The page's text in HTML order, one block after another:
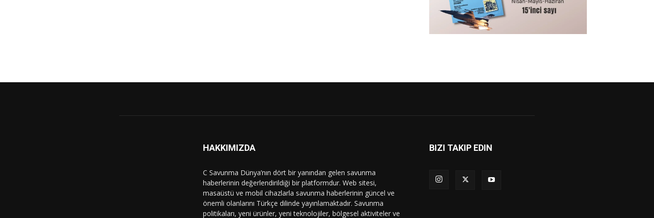
HAKKIMIZDA
C Savunma Dünya’nın dört bir yanından gelen savunma
haberlerinin değerlendirildiği bir platformdur. Web sitesi,
masaüstü ve mobil cihazlarla savunma haberlerinin güncel ve
önemli olanlarını Türkçe dilinde yayınlamaktadır. Savunma
politikaları, yeni ürünler, yeni teknolojiler, bölgesel aktiviteler ve
BIZI TAKIP EDIN